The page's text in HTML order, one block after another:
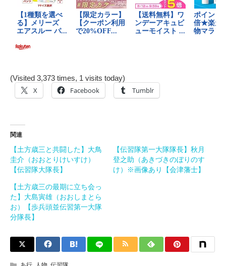
(Visited 3,373 times, 1 visits today)
X Facebook Tumblr
関連
【土方歳三と共闘した】大鳥
圭介（おおとりけいすけ）
【伝習隊大隊長】
【伝習隊第一大隊隊長】秋月
登之助（あきづきのぼりのす
け）※画像あり【会津藩士】
【土方歳三の最期に立ち会っ
た】大島寅雄（おおしまとら
お）【歩兵頭並伝習第一大隊
分隊長】